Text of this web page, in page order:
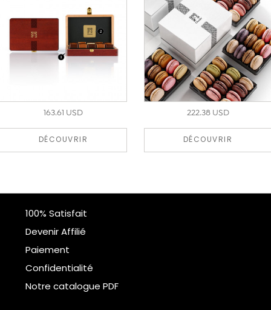
163.61 USD
DÉCOUVRIR
222.38 USD
DÉCOUVRIR
100% Satisfait
Devenir Affilié
Paiement
Confidentialité
Notre catalogue PDF